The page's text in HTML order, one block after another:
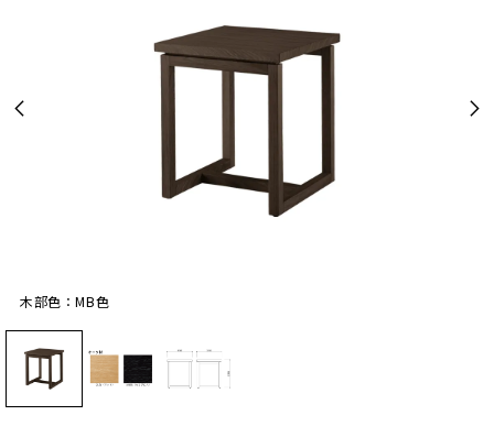
木部色：MB色
木部色：MB色